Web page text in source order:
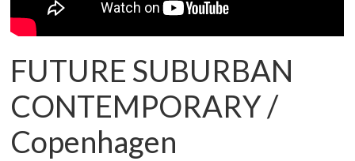
FUTURE SUBURBAN
CONTEMPORARY /
Copenhagen